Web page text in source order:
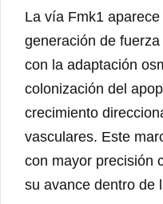
La vía Fmk1
generación de
con la adaptación
colonización del
crecimiento
vasculares. Este
con mayor precisión
su avance dentro de